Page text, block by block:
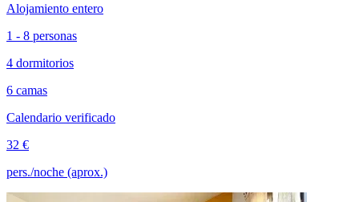
Alojamiento entero
1 - 8 personas
4 dormitorios
6 camas
Calendario verificado
32 €
pers./noche (aprox.)